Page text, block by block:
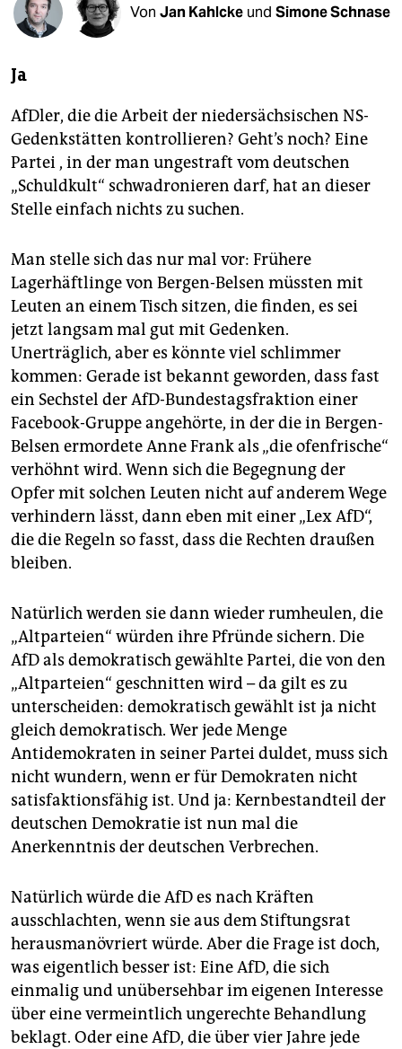
unterstützen
epaper login
Von Jan Kahlcke und Simone Schnase
Ja
AfDler, die die Arbeit der niedersächsischen NS-
Gedenkstätten kontrollieren? Geht’s noch? Eine
Partei , in der man ungestraft vom deutschen
„Schuldkult“ schwadronieren darf, hat an dieser
Stelle einfach nichts zu suchen.
Man stelle sich das nur mal vor: Frühere
Lagerhäftlinge von Bergen-Belsen müssten mit
Leuten an einem Tisch sitzen, die finden, es sei
jetzt langsam mal gut mit Gedenken.
Unerträglich, aber es könnte viel schlimmer
kommen: Gerade ist bekannt geworden, dass fast
ein Sechstel der AfD-Bundestagsfraktion einer
Facebook-Gruppe angehörte, in der die in Bergen-
Belsen ermordete Anne Frank als „die ofenfrische“
verhöhnt wird. Wenn sich die Begegnung der
Opfer mit solchen Leuten nicht auf anderem Wege
verhindern lässt, dann eben mit einer „Lex AfD“,
die die Regeln so fasst, dass die Rechten draußen
bleiben.
Natürlich werden sie dann wieder rumheulen, die
„Altparteien“ würden ihre Pfründe sichern. Die
AfD als demokratisch gewählte Partei, die von den
„Altparteien“ geschnitten wird – da gilt es zu
unterscheiden: demokratisch gewählt ist ja nicht
gleich demokratisch. Wer jede Menge
Antidemokraten in seiner Partei duldet, muss sich
nicht wundern, wenn er für Demokraten nicht
satisfaktionsfähig ist. Und ja: Kernbestandteil der
deutschen Demokratie ist nun mal die
Anerkenntnis der deutschen Verbrechen.
Natürlich würde die AfD es nach Kräften
ausschlachten, wenn sie aus dem Stiftungsrat
herausmanövriert würde. Aber die Frage ist doch,
was eigentlich besser ist: Eine AfD, die sich
einmalig und unübersehbar im eigenen Interesse
über eine vermeintlich ungerechte Behandlung
beklagt. Oder eine AfD, die über vier Jahre jede